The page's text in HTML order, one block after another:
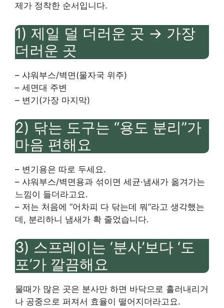
제가 정착한 순서입니다.
1) 제일 덜 더러운 곳 → 가장
더러운 곳
– 샤워부스/벽면(물자국 위주)
– 세면대 주변
– 변기(가장 마지막)
2) 닦는 도구는 “용도 분리”가
마음 편해요
– 변기용은 따로 두세요.
– 샤워부스/벽면용과 섞이면 세균·냄새가 옮겨가는
느낌이 들더라고요.
– 저는 처음에 “어차피 다 닦는데 뭐”라고 생각했는
데, 분리하니 냄새가 확 줄었습니다.
3) 스프레이는 ‘분사’보다 ‘도
포’가 깔끔해요
물때가 많은 곳은 분사만 하면 바닥으로 흘러내리거
나 공중으로 퍼져서 효율이 떨어지더라고요.